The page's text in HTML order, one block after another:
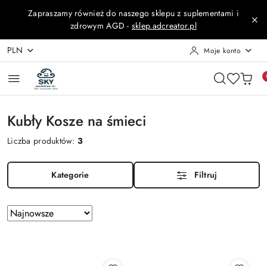
Przejdź do treści głównej
Przejdź do wyszukiwarki
Przejdź do moje konto
Przejdź do menu głównego
Przejdź do stopki
Zapraszamy również do naszego sklepu z suplementami i
zdrowym AGD - sklep.adcreator.pl
PLN Moje konto
Kubły Kosze na śmieci
Liczba produktów:3
Kategorie Filtruj
Zastosowano
sortowanie:
Sortuj
według